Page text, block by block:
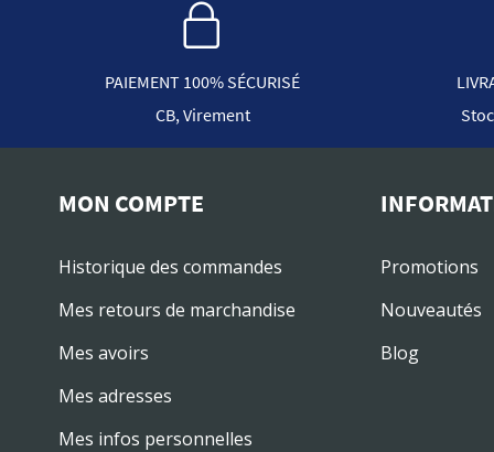
PAIEMENT 100% SÉCURISÉ
CB, Virement
MON COMPTE
Historique des commandes
Mes retours de marchandise
Mes avoirs
Mes adresses
Mes infos personnelles
Promotions
Nouveautés
Blog